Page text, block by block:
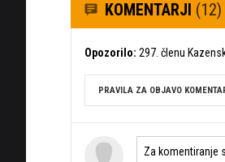
KOMENTARJI (12)
Opozorilo: 297. členu
PRAVILA ZA OBJAVO